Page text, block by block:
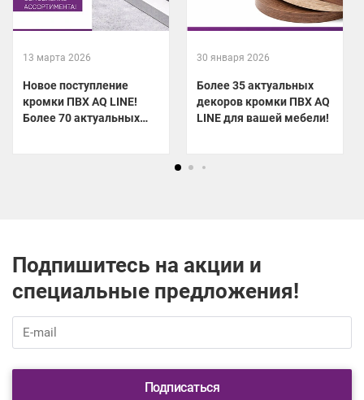
13 марта 2026
Новое поступление
кромки ПВХ AQ LINE!
Более 70 актуальных
30 января 2026
Более 35 актуальных
декоров кромки ПВХ AQ
LINE для вашей мебели!
Подпишитесь на акции и
специальные предложения!
Подписаться